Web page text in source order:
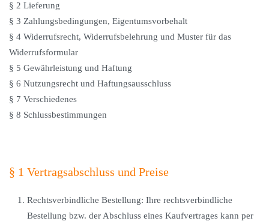
§ 2 Lieferung
§ 3 Zahlungsbedingungen, Eigentumsvorbehalt
§ 4 Widerrufsrecht, Widerrufsbelehrung und Muster für das
Widerrufsformular
§ 5 Gewährleistung und Haftung
§ 6 Nutzungsrecht und Haftungsausschluss
§ 7 Verschiedenes
§ 8 Schlussbestimmungen
§ 1 Vertragsabschluss und Preise
Rechtsverbindliche Bestellung: Ihre rechtsverbindliche
Bestellung bzw. der Abschluss eines Kaufvertrages kann per